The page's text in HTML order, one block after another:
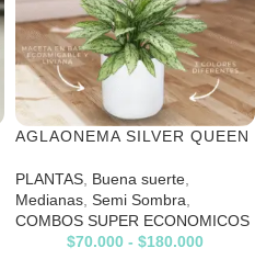
AGLAONEMA SILVER QUEEN
PLANTAS Buena suerte
Medianas Semi Sombra
COMBOS SUPER ECONOMICOS
$70.000 - $180.000